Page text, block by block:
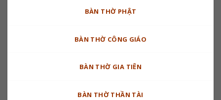
BÀN THỜ PHẬT
BÀN THỜ CÔNG GIÁO
BÀN THỜ GIA TIÊN
BÀN THỜ THẦN TÀI